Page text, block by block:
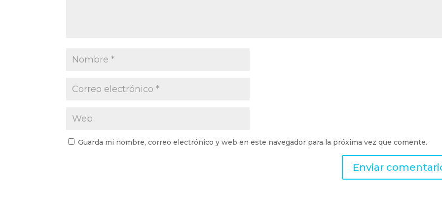
Guarda mi nombre, correo electrónico y web en este navegador para la próxima vez que comente.